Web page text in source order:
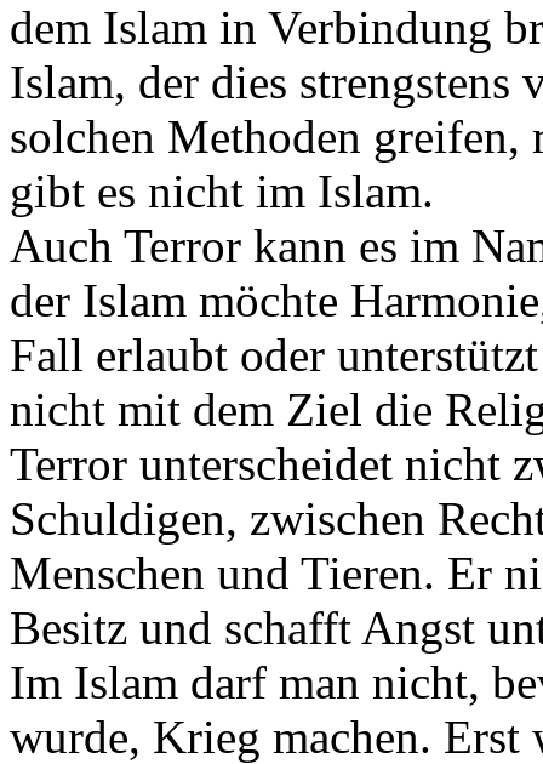
dem Islam in Verbindung
Islam, der dies
solchen Methoden greifen,
gibt es nicht im Islam.
Auch Terror kann es im
der Islam möchte
Fall erlaubt oder
nicht mit dem Ziel die
Terror unterscheidet nicht
Schuldigen, zwischen
Menschen und Tieren. Er
Besitz und schafft Angst
Im Islam darf man nicht,
wurde, Krieg machen.